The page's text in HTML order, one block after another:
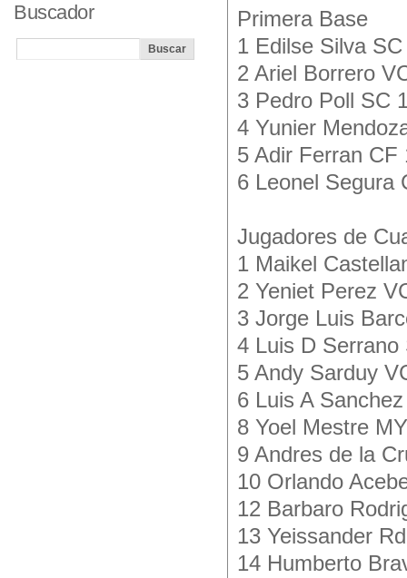
Primera Base
1 Edilse Silva
2 Ariel Borrero
3 Pedro Poll SC
4 Yunier
5 Adir Ferran CF
6 Leonel Segura
Jugadores de
1 Maikel
2 Yeniet Perez
3 Jorge Luis
4 Luis D Serrano
5 Andy Sarduy
6 Luis A
8 Yoel Mestre
9 Andres de la
10 Orlando
12 Barbaro
13 Yeissander
14 Humberto
Buscador